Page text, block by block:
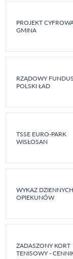
PROJEKT
GMINA
RZĄDOWY
POLSKI ŁAD
TSSE EURO-PARK
WISŁOSAN
WYKAZ DZIENNYCH
OPIEKUNÓW
ZADASZONY KORT
TENISOWY -